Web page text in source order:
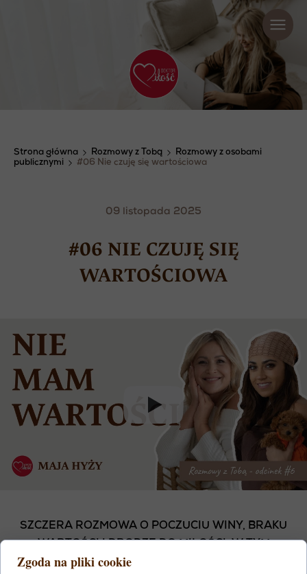
Strona główna Rozmowy z Tobą
Rozmowy z osobami
publicznymi
#06 Nie czuję się wartościowa
09 listopada 2025
#06 NIE CZUJĘ SIĘ
WARTOŚCIOWA
SZCZERA ROZMOWA O POCZUCIU WINY, BRAKU
ODCINKU ROZMAWIAMY O TYM, JAK ŻYĆ, GDY
Zgoda na pliki cookie